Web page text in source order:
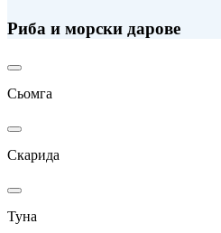
Риба и морски дарове
Сьомга
Скарида
Туна